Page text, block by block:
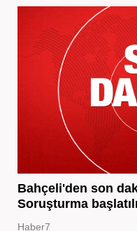
Bahçeli'den son
Soruşturma
Haber7